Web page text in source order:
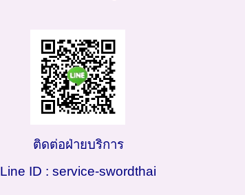
ติดต่อฝ่ายบริการ
Line ID : service-swordthai